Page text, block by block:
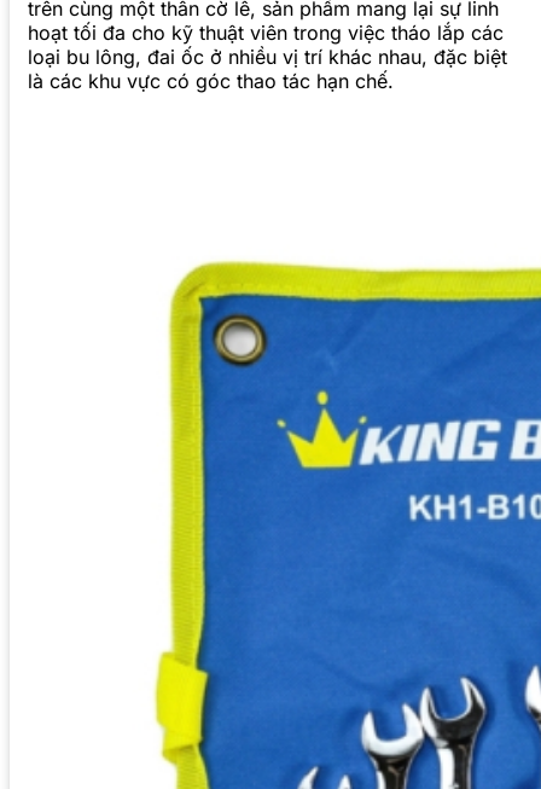
trên cùng một thân cờ lê, sản phẩm mang lại sự linh
hoạt tối đa cho kỹ thuật viên trong việc tháo lắp các
loại bu lông, đai ốc ở nhiều vị trí khác nhau, đặc biệt
là các khu vực có góc thao tác hạn chế.